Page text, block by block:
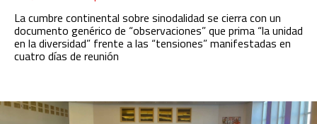
La cumbre continental sobre sinodalidad se cierra con un
documento genérico de “observaciones” que prima “la unidad
en la diversidad” frente a las “tensiones” manifestadas en
cuatro días de reunión